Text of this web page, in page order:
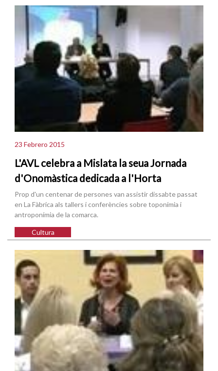
23 Febrero 2015
L'AVL celebra a Mislata la seua Jornada
d'Onomàstica dedicada a l'Horta
Prop d'un centenar de persones van assistir dissabte passat
en La Fàbrica als tallers i conferències sobre toponímia i
antroponímia de la comarca.
Cultura